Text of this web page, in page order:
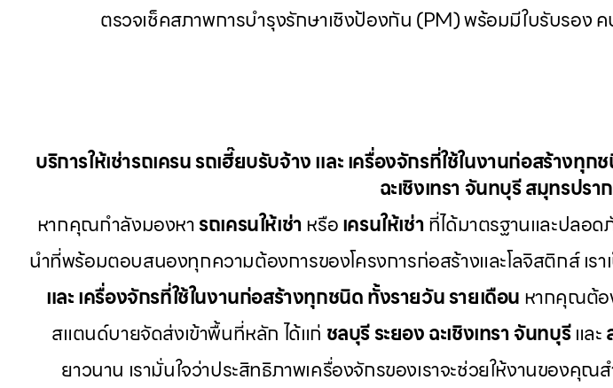
ตรวจเช็คสภาพการบำรุงรักษาเชิงป้องกัน (PM) พร้อมมีใบรับรอง
บริการให้เช่ารถเครน รถเฮี๊ยบรับจ้าง และ เครื่องจักรที่ใช้ในงานก่อสร้าง
ฉะเชิงเทรา จันทบุรี สมุทรปรา
หากคุณกำลังมองหารถเครนให้เช่าหรือเครนให้เช่าที่ได้มาตรฐานและปลอ
นำที่พร้อมตอบสนองทุกความต้องการของโครงการก่อสร้างและโลจิสติกส์ เร
และ เครื่องจักรที่ใช้ในงานก่อสร้างทุกชนิด ทั้งรายวัน รายเดือน หากคุณต้อ
สแตนด์บายจัดส่งเข้าพื้นที่หลัก ได้แก่ ชลบุรี ระยอง ฉะเชิงเทรา จันทบุรีและ
ยาวนาน เรามั่นใจว่าประสิทธิภาพเครื่องจักรของเราจะช่วยให้งานของคุณ